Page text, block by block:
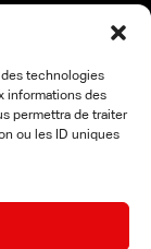
technologies
informations des
permettra de traiter
ou les ID uniques